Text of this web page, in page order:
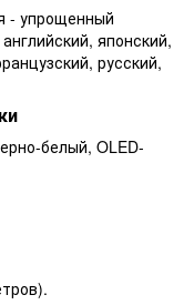
- упрощенный
японский,
русский,
белый, OLED-